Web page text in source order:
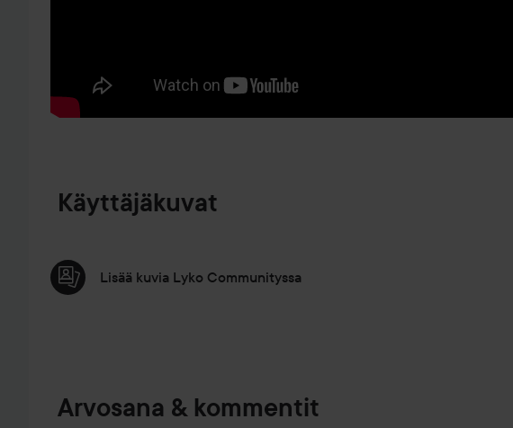
Käyttäjäkuvat
Lisää kuvia Lyko Communityssa
Arvosana & kommentit